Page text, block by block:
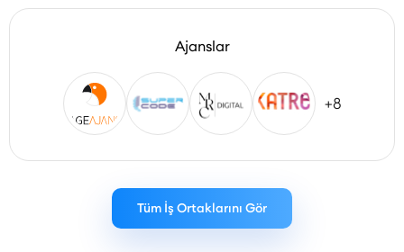
Ajanslar
+8
Tüm İş Ortaklarını Gör